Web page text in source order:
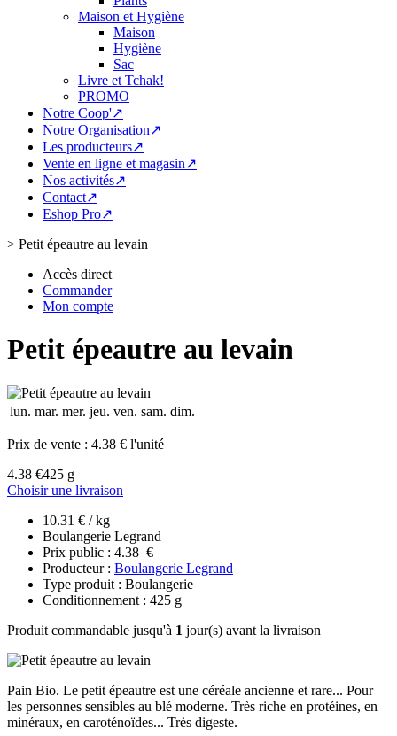
Maison et Hygiène
Maison
Hygiène
Sac
Livre et Tchak!
PROMO
Notre Coop'↗
Notre Organisation↗
Les producteurs↗
Vente en ligne et magasin↗
Nos activités↗
Contact↗
Eshop Pro↗
> Petit épeautre au levain
Accès direct
Commander
Mon compte
Petit épeautre au levain
lun. mar. mer. jeu. ven. sam. dim.
Prix de vente : 4.38 € l'unité
4.38 €425 g
Choisir une livraison
10.31 € / kg
Boulangerie Legrand
Prix public : 4.38 €
Producteur : Boulangerie Legrand
Type produit : Boulangerie
Conditionnement : 425 g
Produit commandable jusqu'à 1 jour(s) avant la livraison
Pain Bio. Le petit épeautre est une céréale ancienne et rare... Pour
les personnes sensibles au blé moderne. Très riche en protéines, en
minéraux, en caroténoïdes... Très digeste.